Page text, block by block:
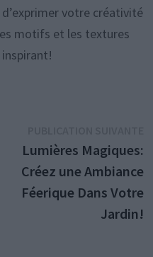
d’exprimer votre créativité
motifs et les textures
:
Lumières Magiques:
Créez une Ambiance
Féerique Dans Votre
Jardin!